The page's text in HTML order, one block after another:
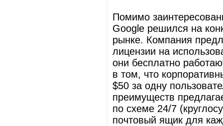
Помимо
Google решился на
рынке. Компания
лицензии на
они бесплатно
в том, что
$50 за одну
преимуществ
по схеме 24/7
почтовый ящик для